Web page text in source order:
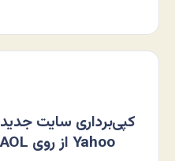
کپی‌برداری سایت جدید
AOL از روی Yahoo